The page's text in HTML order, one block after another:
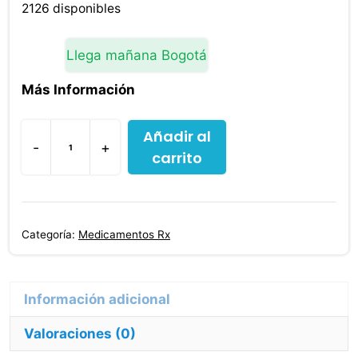
2126 disponibles
Llega mañana Bogotá
Más Información
-
Bisoprol
Concor
5
30
+
Añadir al
carrito
Categoría: Medicamentos Rx
Información adicional
Valoraciones (0)